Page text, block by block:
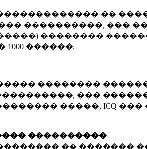
��
����������, ���
��������
1000 ������.
��������
���
�����, ICQ
����������
�������� �� �������